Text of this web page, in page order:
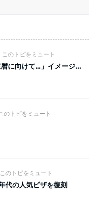
このトピをミュート
に向けて…」イメージ...
のトピをミュート
このトピをミュート
代の人気ピザを復刻